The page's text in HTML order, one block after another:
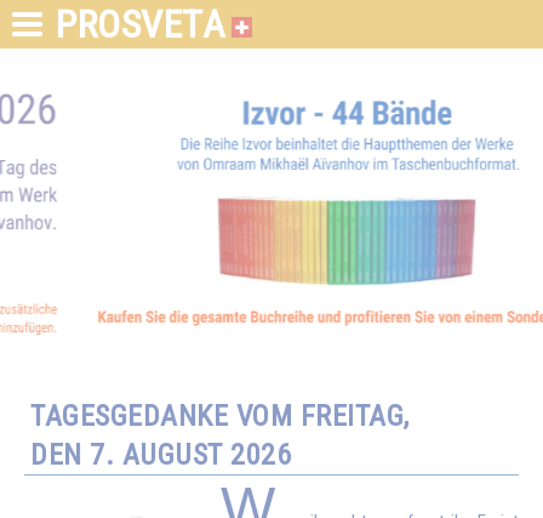
PROSVETA
TAGESGEDANKE VOM FREITAG,
DEN 7. AUGUST 2026